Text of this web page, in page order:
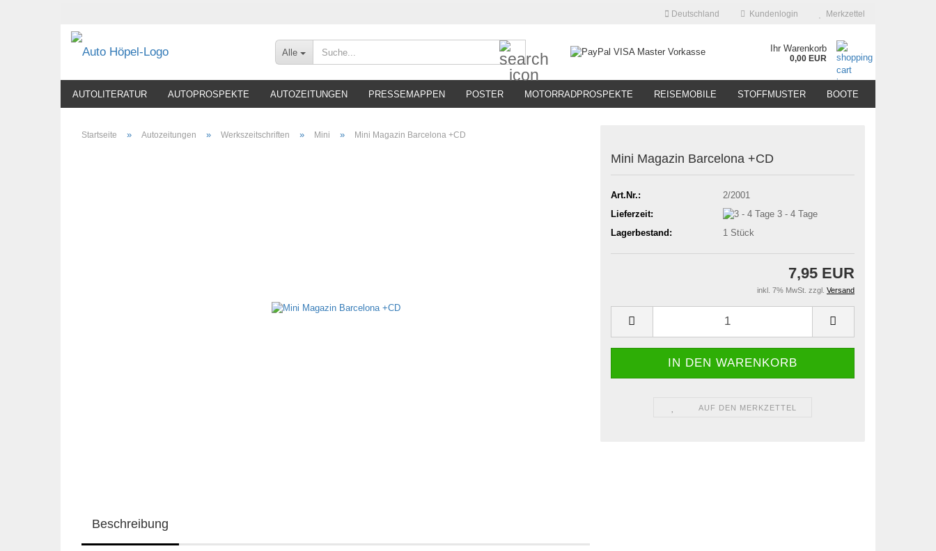
Deutschland Kundenlogin Merkzettel
Alle Ihr Warenkorb
0,00 EUR
AUTOLITERATUR AUTOPROSPEKTE AUTOZEITUNGEN PRESSEMAPPEN POSTER MOTORRADPROSPEKTE REISEMOBILE STOFFMUSTER BOOTE
Startseite » Autozeitungen » Werkszeitschriften » Mini » Mini Magazin Barcelona +CD
Mini Magazin Barcelona +CD
Art.Nr.:
2/2001
Lieferzeit:
3 - 4 Tage
Lagerbestand:
1 Stück
7,95 EUR
inkl. 7% MwSt. zzgl. Versand
AUF DEN MERKZETTEL
Beschreibung